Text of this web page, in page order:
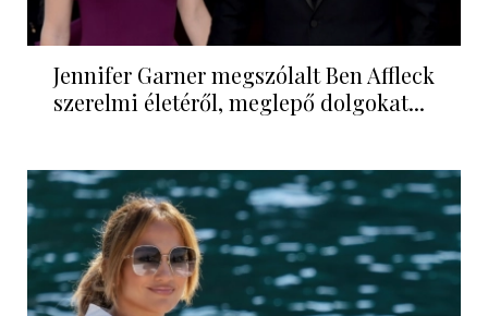
Jennifer Garner megszólalt Ben Affleck
szerelmi életéről, meglepő dolgokat...